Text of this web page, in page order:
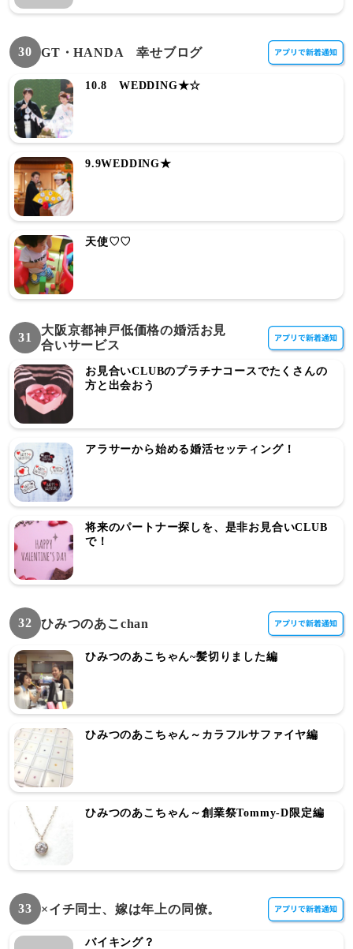
30 GT・HANDA 幸せブログ
10.8 WEDDING★☆
9.9WEDDING★
天使♡♡
31
大阪京都神戸低価格の婚活お見
合いサービス
お見合いCLUBのプラチナコースでたくさんの
方と出会おう
アラサーから始める婚活セッティング！
将来のパートナー探しを、是非お見合いCLUB
で！
32 ひみつのあこchan
ひみつのあこちゃん~髪切りました編
ひみつのあこちゃん～カラフルサファイヤ編
ひみつのあこちゃん～創業祭Tommy-D限定編
33 ×イチ同士、嫁は年上の同僚。
バイキング？